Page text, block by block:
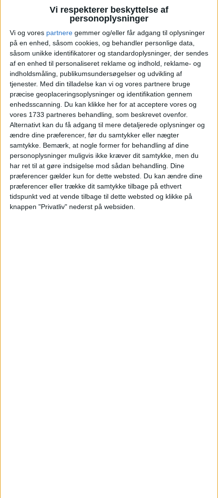
Vi respekterer beskyttelse af
personoplysninger
Vi og vores partnere gemmer og/eller får adgang til oplysninger
på en enhed, såsom cookies, og behandler personlige data,
såsom unikke identifikatorer og standardoplysninger, der sendes
af en enhed til personaliseret reklame og indhold, reklame- og
indholdsmåling, publikumsundersøgelser og udvikling af
tjenester. Med din tilladelse kan vi og vores partnere bruge
præcise geoplaceringsoplysninger og identifikation gennem
enhedsscanning. Du kan klikke her for at acceptere vores og
vores 1733 partneres behandling, som beskrevet ovenfor.
Alternativt kan du få adgang til mere detaljerede oplysninger og
ændre dine præferencer, før du samtykker eller nægter
samtykke. Bemærk, at nogle former for behandling af dine
personoplysninger muligvis ikke kræver dit samtykke, men du
har ret til at gøre indsigelse mod sådan behandling. Dine
præferencer gælder kun for dette websted. Du kan ændre dine
præferencer eller trække dit samtykke tilbage på ethvert
tidspunkt ved at vende tilbage til dette websted og klikke på
knappen "Privatliv" nederst på websiden.
ALTERNATIVE DATOER
Vi har taget udgangspunkt i et ophold fra den 10.
– 11. november, men der er andre datoer til
billige priser. Se et udvalg her:
DER KAN KLIKKES PÅ DATOERNE
20. – 21. okt 17. – 18. nov 24. – 25. nov
HOTEL